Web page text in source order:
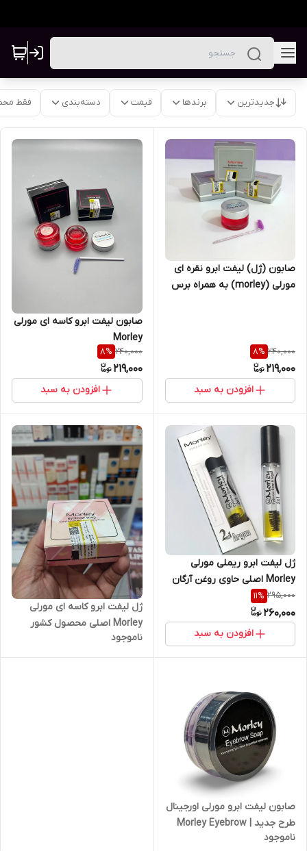
جدیدترین برندها قیمت دسته‌بندی فقط
صابون (ژل) لیفت ابرو نقره ای
مورلی (morley) به همراه برس
240,000
8%
219,000
افزودن به سبد
صابون لیفت ابرو کاسه ای مورلی
Morley
240,000
8%
219,000
افزودن به سبد
ژل لیفت ابرو ریملی مورلی
Morley اصلی حاوی روغن آرگان
محصول کشور ترکیه
295,000
11%
260,000
افزودن به سبد
ژل لیفت ابرو کاسه ای مورلی
Morley اصلی محصول کشور
ترکیه
ناموجود
صابون لیفت ابرو مورلی اورجینال
طرح جدید | Morley Eyebrow
Soap
ناموجود